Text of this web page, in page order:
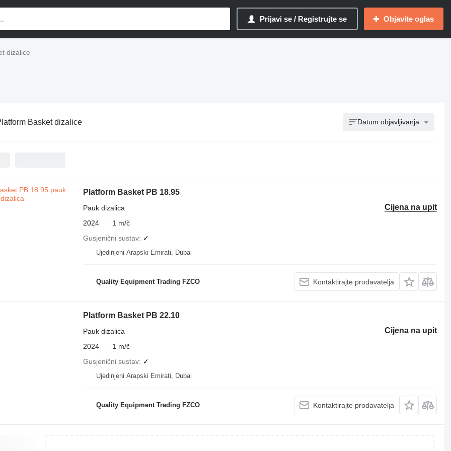
Prijavi se / Registrujte se Objavite oglas
dizalice
Basket dizalice Datum objavljivanja
Platform Basket PB 18.95
Cijena na upit
Pauk dizalica
2024
1 m/č
Gusjenični sustav
✓
Ujedinjeni Arapski Emirati, Dubai
Quality Equipment Trading FZCO Kontaktirajte prodavatelja
Platform Basket PB 22.10
Cijena na upit
Pauk dizalica
2024
1 m/č
Gusjenični sustav
✓
Ujedinjeni Arapski Emirati, Dubai
Quality Equipment Trading FZCO Kontaktirajte prodavatelja